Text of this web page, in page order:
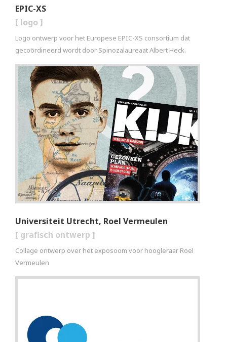
EPIC-XS
[ logo ]
Logo ontwerp voor het Europese EPIC-XS consortium dat
gecoördineerd wordt door Spinozalaureaat Albert Heck.
Universiteit Utrecht, Roel Vermeulen
[ grafisch ontwerp ]
Collage ontwerp over het exposoom voor hoogleraar Roel
Vermeulen